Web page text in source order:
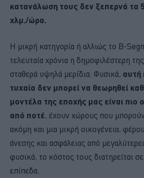
κατανάλωση τους δεν ξεπερνά τα
χλμ./ώρα.
Η μικρή κατηγορία ή αλλιώς το B-
τελευταία χρόνια η δημοφιλέστερη
σταθερά υψηλά μερίδια. Φυσικά, αυτή
τυχαία δεν μπορεί να θεωρηθεί
μοντέλα της εποχής μας είναι πιο
από ποτέ, έχουν χώρους που
ακόμη και μια μικρή οικογένεια,
άνεσης και ασφάλειας από
φυσικά, το κόστος τους διατηρείται σε
επίπεδα.